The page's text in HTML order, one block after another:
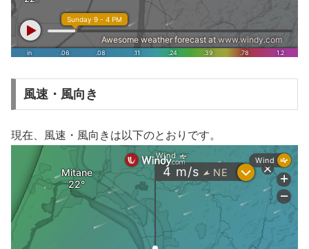
風速・風向き
現在、風速・風向きは以下のとおりです。